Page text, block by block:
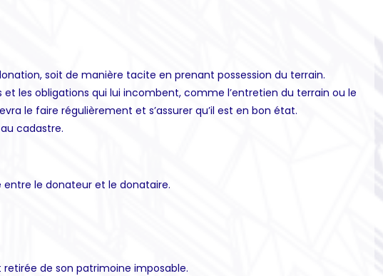
soit de manière tacite en prenant possession du terrain.
les obligations qui lui incombent, comme l’entretien du terrain ou le
le faire régulièrement et s’assurer qu’il est en bon état.
cadastre.
le donateur et le donataire.
retirée de son patrimoine imposable.